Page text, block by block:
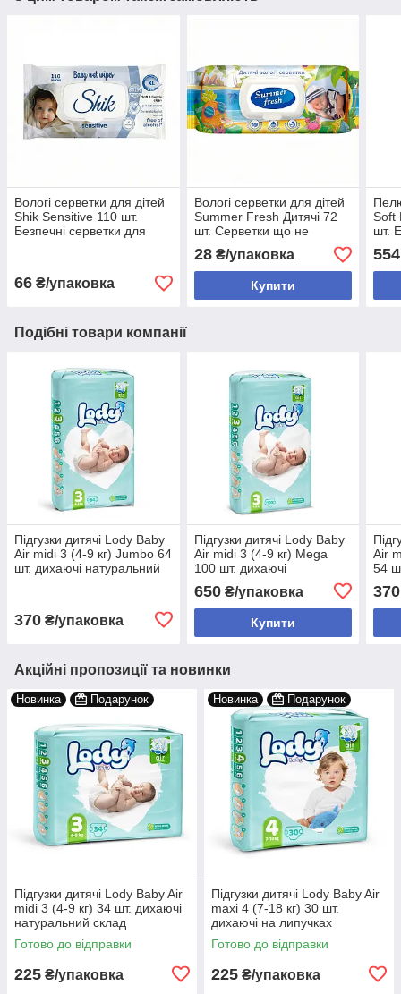
Вологі серветки для дітей
Shik Sensitive 110 шт.
Безпечні серветки для
66 ₴/упаковка
Вологі серветки для дітей
Summer Fresh Дитячі 72
шт. Серветки що не
28₴/упаковка
Купити
Soft
шт.
554
Подібні товари компанії
Підгузки дитячі Lody Baby
Air midi 3 (4-9 кг) Jumbo 64
шт. дихаючі натуральний
370 ₴/упаковка
Підгузки дитячі Lody Baby
Air midi 3 (4-9 кг) Mega
100 шт. дихаючі
натуральний склад велика
упаковка
650₴/упаковка
Купити
Air
54
370
Акційні пропозиції та новинки
Новинка Подарунок
Підгузки дитячі Lody Baby Air
midi 3 (4-9 кг) 34 шт. дихаючі
натуральний склад
Готово до відправки
225 ₴/упаковка
Новинка Подарунок
Підгузки дитячі Lody Baby Air
maxi 4 (7-18 кг) 30 шт.
дихаючі на липучках
Готово до відправки
225 ₴/упаковка